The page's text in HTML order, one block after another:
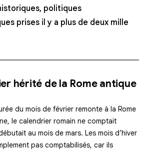
politiques
prises il y a plus de deux mille
hérité de la Rome antique
du mois de février remonte à la Rome
le calendrier romain ne comptait
au mois de mars. Les mois d’hiver
pas comptabilisés, car ils